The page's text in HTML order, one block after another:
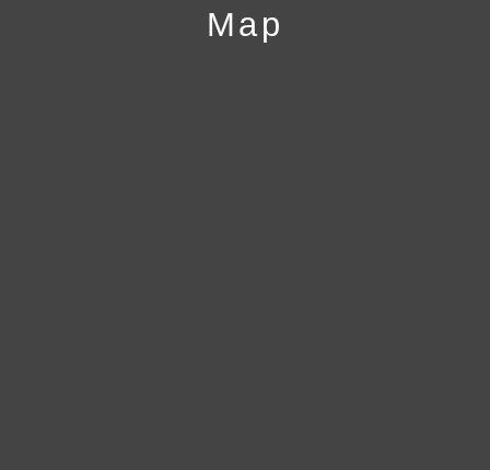
平成21年12月4日
Map